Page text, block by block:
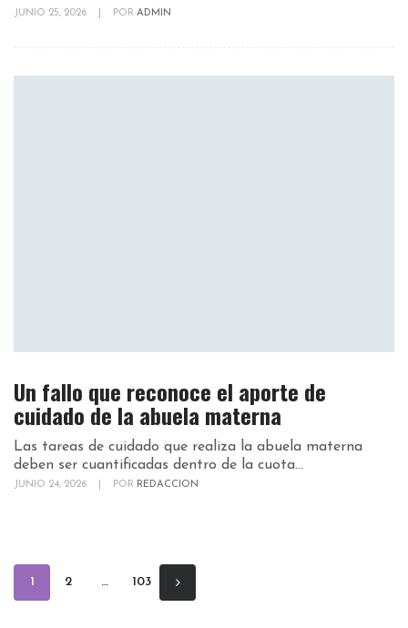
JUNIO 25, 2026 POR ADMIN
Un fallo que reconoce el aporte de
cuidado de la abuela materna
Las tareas de cuidado que realiza la abuela materna
deben ser cuantificadas dentro de la cuota...
JUNIO 24, 2026 POR REDACCION
1 2 … 103